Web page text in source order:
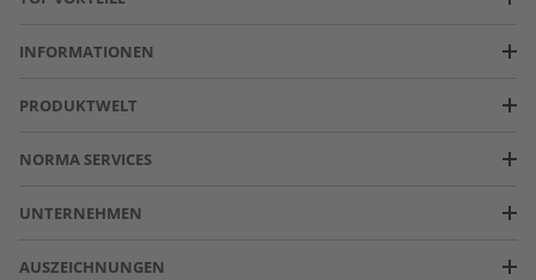
INFORMATIONEN
PRODUKTWELT
NORMA SERVICES
UNTERNEHMEN
AUSZEICHNUNGEN